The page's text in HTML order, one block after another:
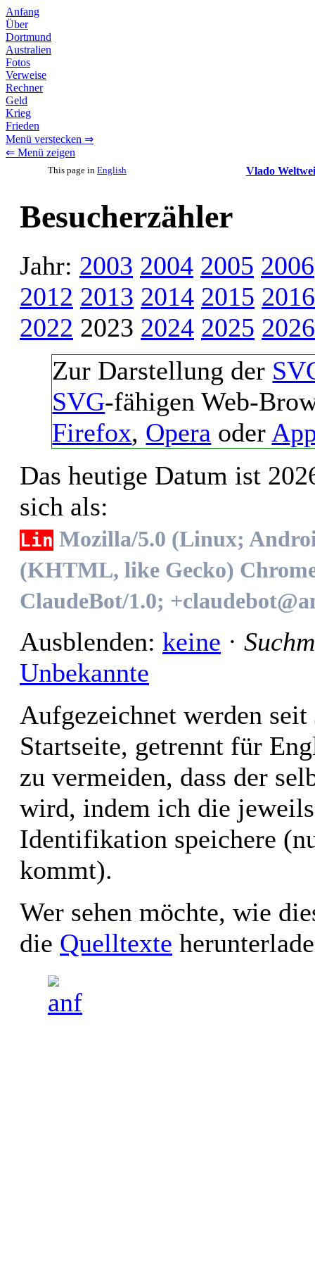
Anfang
Über
Dortmund
Australien
Fotos
Verweise
Rechner
Geld
Krieg
Frieden
Menü verstecken ⇒
⇐ Menü zeigen
This page in English Vlado
Besucherzähler
Jahr: 2003 2004 2005 2006
2012 2013 2014 2015 2016
2022 2023 2024 2025 2026
Zur Darstellung der
SVG-fähigen Web-
Firefox, Opera oder
Das heutige Datum ist
sich als:
Lin Mozilla/5.0 (Linux;
(KHTML, like Gecko)
ClaudeBot/1.0;
Ausblenden: keine ·
Unbekannte
Auf­ge­zeich­net wer­den
Start­sei­te, ge­trennt für
zu ver­mei­den, dass der
wird, in­dem ich die
Iden­ti­fi­ka­tion spei­che­re
kommt).
Wer se­hen möch­te, wie
die Quell­tex­te